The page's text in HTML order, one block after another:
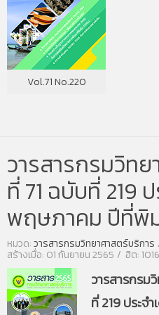
Vol.71 No.220
วารสารกรมวิท
ที่ 71 ฉบับที่ 219
พฤษภาคม ปีที่พิ
หมวด:วารสารกรมวิทยาศาสตร์บริการ
สร้างเมื่อ: 01 กันยายน 2565 ฮิต:
วารสารกรม
ที่ 219 ประ